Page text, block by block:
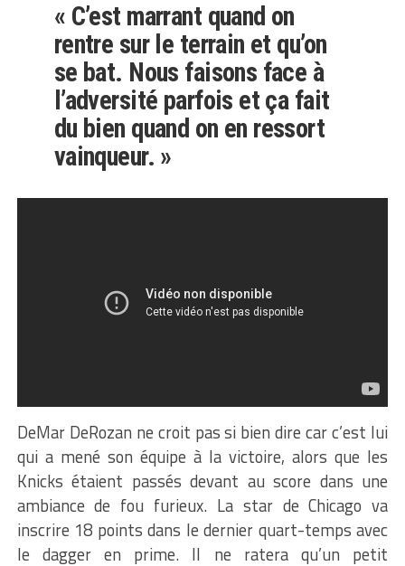
« C’est marrant quand on
rentre sur le terrain et qu’on
se bat. Nous faisons face à
l’adversité parfois et ça fait
du bien quand on en ressort
vainqueur. »
DeMar DeRozan ne croit pas si bien dire car c’est lui
qui a mené son équipe à la victoire, alors que les
Knicks étaient passés devant au score dans une
ambiance de fou furieux. La star de Chicago va
inscrire 18 points dans le dernier quart-temps avec
le dagger en prime. Il ne ratera qu’un petit